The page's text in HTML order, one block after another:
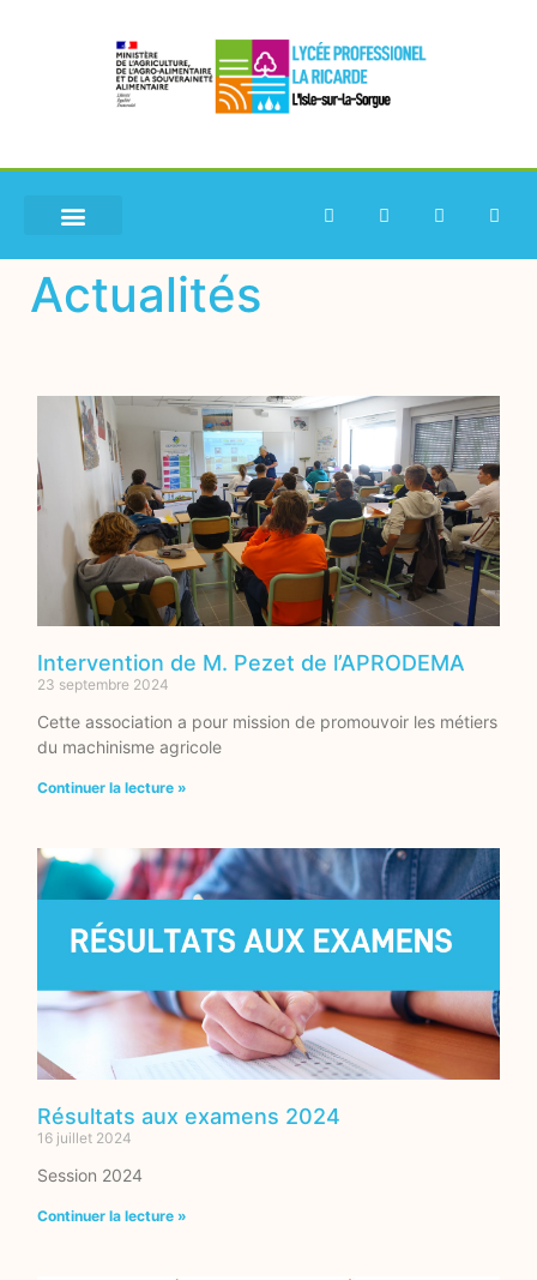
Actualités
Intervention de M. Pezet de l’APRODEMA
23 septembre 2024
Cette association a pour mission de promouvoir les métiers
du machinisme agricole
Continuer la lecture »
Résultats aux examens 2024
16 juillet 2024
Session 2024
Continuer la lecture »